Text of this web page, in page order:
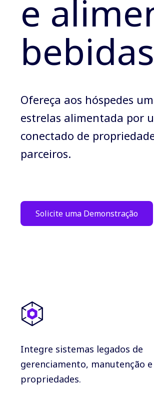
e
bebidas
Ofereça aos hóspedes
estrelas alimentada por
conectado de
parceiros.
Solicite uma Demonstração
Integre sistemas legados de
gerenciamento, manutenção e
propriedades.